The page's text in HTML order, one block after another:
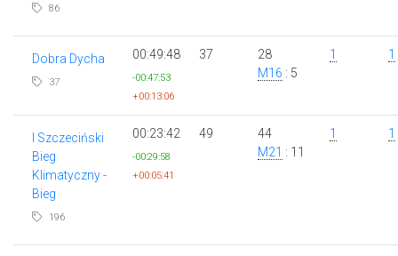
86
Dobra Dycha
37
00:49:48
-00:47:53
+00:13:06
37
28
M16 : 5
1 1
I Szczeciński
Bieg
Klimatyczny -
Bieg
196
00:23:42
-00:29:58
+00:05:41
49
44
M21 : 11
1 1